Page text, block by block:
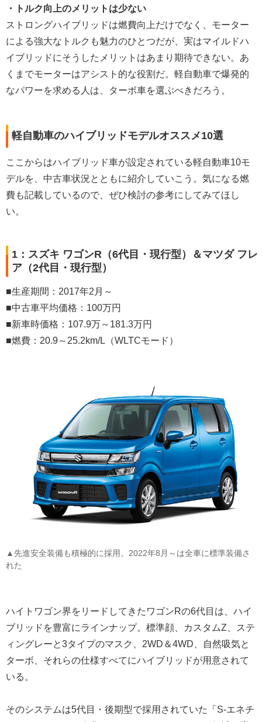
・トルク向上のメリットは少ない
ストロングハイブリッドは燃費向上だけでなく、モーター
による強大なトルクも魅力のひとつだが、実はマイルドハ
イブリッドにそうしたメリットはあまり期待できない。あ
くまでモーターはアシスト的な役割だ。軽自動車で爆発的
なパワーを求める人は、ターボ車を選ぶべきだろう。
軽自動車のハイブリッドモデルオススメ10選
ここからはハイブリッド車が設定されている軽自動車10モ
デルを、中古車状況とともに紹介していこう。気になる燃
費も記載しているので、ぜひ検討の参考にしてみてほし
い。
1：スズキ ワゴンR（6代目・現行型）＆マツダ フレ
ア（2代目・現行型）
■生産期間：2017年2月～
■中古車平均価格：100万円
■新車時価格：107.9万～181.3万円
■燃費：20.9～25.2km/L（WLTCモード）
▲先進安全装備も積極的に採用。2022年8月～は全車に標準装備さ
れた
ハイトワゴン界をリードしてきたワゴンRの6代目は、ハイ
ブリッドを豊富にラインナップ。標準顔、カスタムZ、ステ
ィングレーと3タイプのマスク、2WD＆4WD、自然吸気と
ターボ、それらの仕様すべてにハイブリッドが用意されて
いる。
そのシステムは5代目・後期型で採用されていた「S-エネチ